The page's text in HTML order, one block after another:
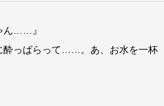
ん……』
っぱらって……。あ、お水を一杯